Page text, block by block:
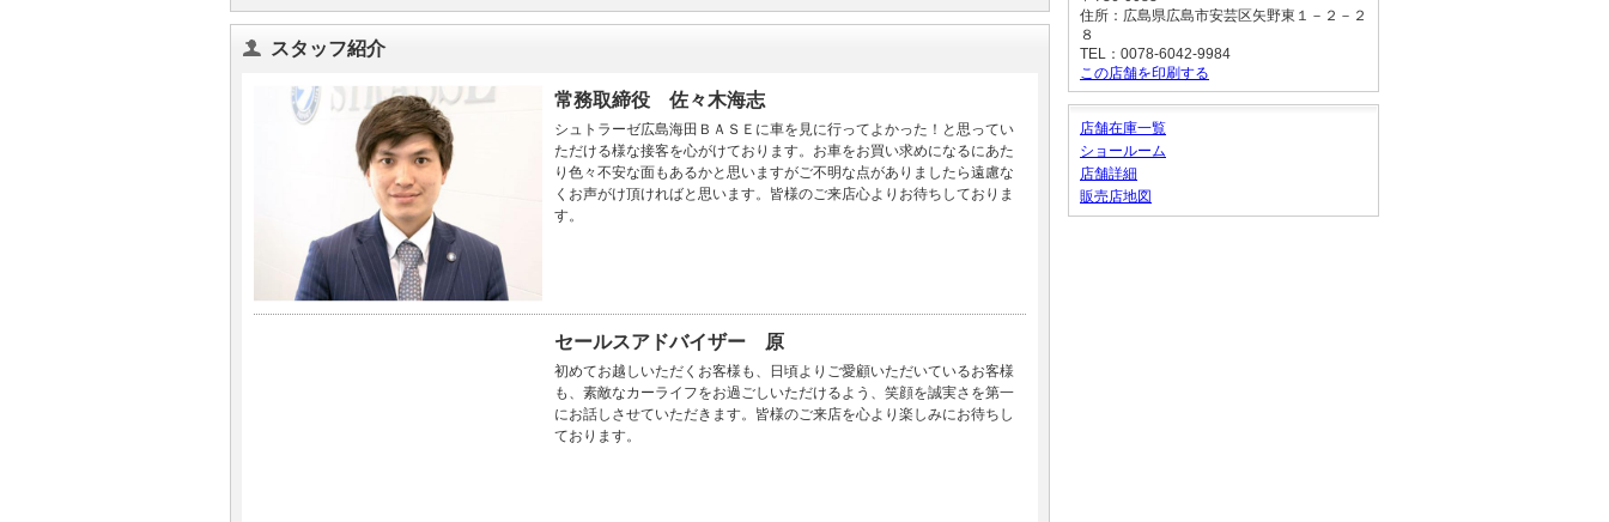
スタッフ紹介
常務取締役 佐々木海志
シュトラーゼ広島海田ＢＡＳＥに車を見に行ってよかった！と思ってい
ただける様な接客を心がけております。お車をお買い求めになるにあた
り色々不安な面もあるかと思いますがご不明な点がありましたら遠慮な
くお声がけ頂ければと思います。皆様のご来店心よりお待ちしておりま
す。
セールスアドバイザー 原
初めてお越しいただくお客様も、日頃よりご愛顧いただいているお客様
も、素敵なカーライフをお過ごしいただけるよう、笑顔を誠実さを第一
にお話しさせていただきます。皆様のご来店を心より楽しみにお待ちし
ております。
住所：広島県広島市安芸区矢野東１－２－２
８
TEL：0078-6042-9984
この店舗を印刷する
店舗在庫一覧
ショールーム
店舗詳細
販売店地図